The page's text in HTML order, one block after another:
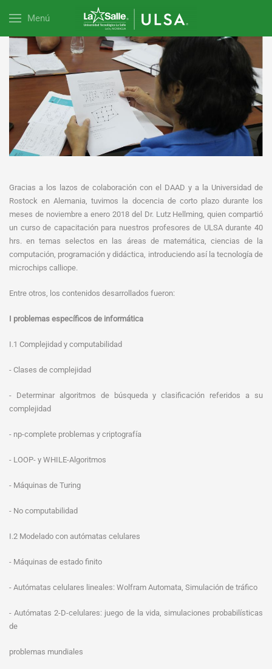
Menú
Gracias a los lazos de colaboración con el DAAD y a la Universidad de
Rostock en Alemania, tuvimos la docencia de corto plazo durante los
meses de noviembre a enero 2018 del Dr. Lutz Hellming, quien compartió
un curso de capacitación para nuestros profesores de ULSA durante 40
hrs. en temas selectos en las áreas de matemática, ciencias de la
computación, programación y didáctica, introduciendo así la tecnología de
microchips calliope.
Entre otros, los contenidos desarrollados fueron:
I problemas específicos de informática
I.1 Complejidad y computabilidad
- Clases de complejidad
- Determinar algoritmos de búsqueda y clasificación referidos a su
complejidad
- np-complete problemas y criptografía
- LOOP- y WHILE-Algoritmos
- Máquinas de Turing
- No computabilidad
I.2 Modelado con autómatas celulares
- Máquinas de estado finito
- Autómatas celulares lineales: Wolfram Automata, Simulación de tráfico
- Autómatas 2-D-celulares: juego de la vida, simulaciones probabilísticas
de
problemas mundiales